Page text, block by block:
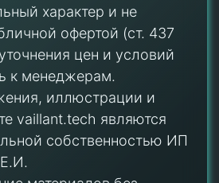
характер и не
офертой (ст. 437
цен и условий
к менеджерам.
иллюстрации и
vaillant.tech являются
собственностью ИП